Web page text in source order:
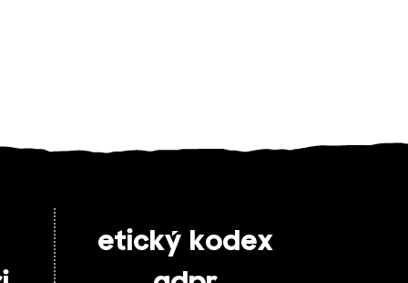
etický kodex